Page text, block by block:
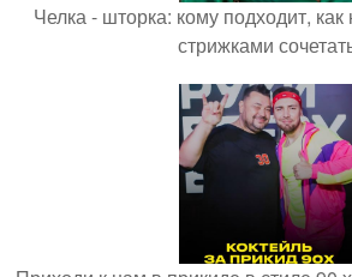
Челка - шторка: кому подходит, как
стрижками